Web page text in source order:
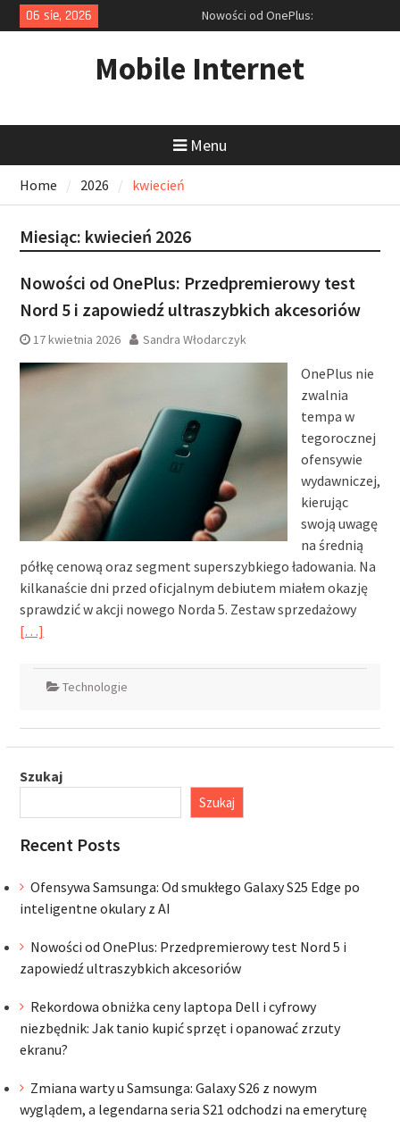
Skip
to
06 sie, 2026
Nowości od OnePlus:
Przedpremierowy test Nord 5 i
akcesoriów
tanio kupić sprzęt i opanować
zrzuty ekranu?
Ofensywa Samsunga: Od
inteligentne okulary z AI
Mobile Internet
Menu
Home 2026 kwiecień
Miesiąc: kwiecień 2026
Nowości od OnePlus: Przedpremierowy test
Nord 5 i zapowiedź ultraszybkich akcesoriów
17 kwietnia 2026 Sandra Włodarczyk
OnePlus nie
zwalnia
tempa w
tegorocznej
ofensywie
wydawniczej,
kierując
swoją uwagę
na średnią
półkę cenową oraz segment superszybkiego ładowania. Na
kilkanaście dni przed oficjalnym debiutem miałem okazję
sprawdzić w akcji nowego Norda 5. Zestaw sprzedażowy
[…]
Technologie
Szukaj
Szukaj
Recent Posts
Ofensywa Samsunga: Od smukłego Galaxy S25 Edge po
inteligentne okulary z AI
Nowości od OnePlus: Przedpremierowy test Nord 5 i
zapowiedź ultraszybkich akcesoriów
Rekordowa obniżka ceny laptopa Dell i cyfrowy
niezbędnik: Jak tanio kupić sprzęt i opanować zrzuty
ekranu?
Zmiana warty u Samsunga: Galaxy S26 z nowym
wyglądem, a legendarna seria S21 odchodzi na emeryturę